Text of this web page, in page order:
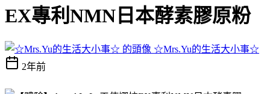
EX專利NMN日本酵素膠原粉
☆Mrs.Yu的生活大小事☆
2年前